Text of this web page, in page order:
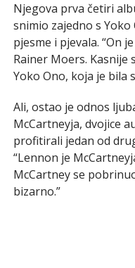
Njegova prva četiri
snimio zajedno s
pjesme i pjevala. “On
Rainer Moers.
Yoko Ono, koja je bila
Ali, ostao je odnos
McCartneyja, dvojice
profitirali jedan od
“Lennon je
McCartney se
bizarno.”